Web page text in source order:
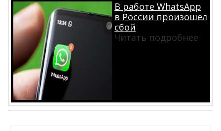
В работе WhatsApp
в России произошел
сбой
Читать подробнее